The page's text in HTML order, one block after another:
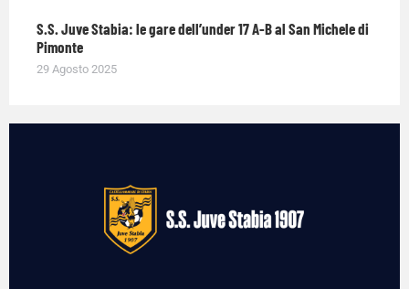
S.S. Juve Stabia: le gare dell’under 17 A-B al San Michele di
Pimonte
29 Agosto 2025